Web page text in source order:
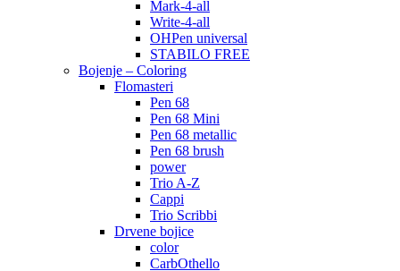
Mark-4-all
Write-4-all
OHPen universal
STABILO FREE
Bojenje – Coloring
Flomasteri
Pen 68
Pen 68 Mini
Pen 68 metallic
Pen 68 brush
power
Trio A-Z
Cappi
Trio Scribbi
Drvene bojice
color
CarbOthello